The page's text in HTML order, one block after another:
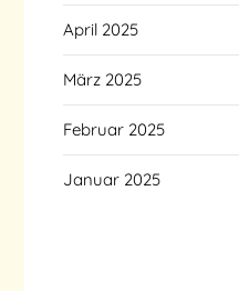
April 2025
März 2025
Februar 2025
Januar 2025